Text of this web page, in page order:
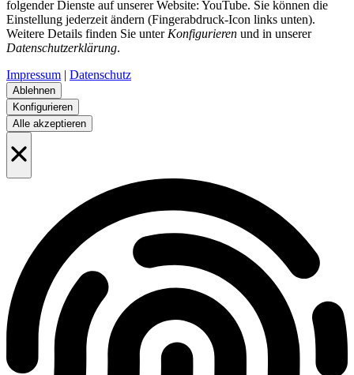
folgender Dienste auf unserer Website: YouTube. Sie können die
Einstellung jederzeit ändern (Fingerabdruck-Icon links unten).
Weitere Details finden Sie unter Konfigurieren und in unserer
Datenschutzerklärung.
Impressum | Datenschutz
Ablehnen
Konfigurieren
Alle akzeptieren